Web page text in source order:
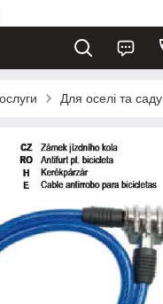
Для оселі та саду